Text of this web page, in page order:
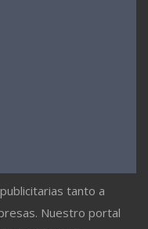
tanto a
Nuestro portal